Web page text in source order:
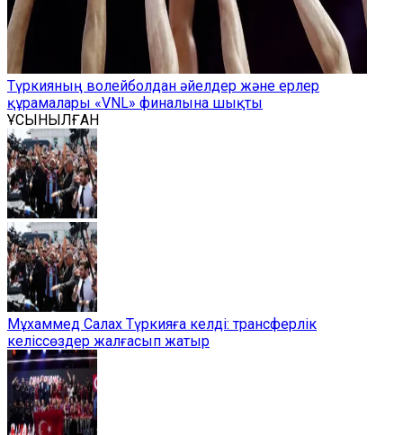
Түркияның волейболдан әйелдер және ерлер
құрамалары «VNL» финалына шықты
ҰСЫНЫЛҒАН
Мұхаммед Салах Түркияға келді: трансферлік
келіссөздер жалғасып жатыр